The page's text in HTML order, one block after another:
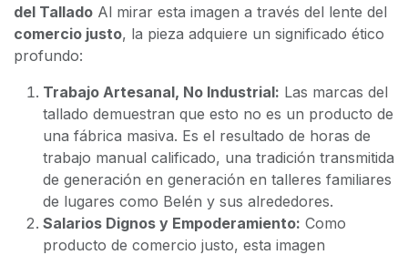
del Tallado Al mirar esta imagen a través del lente del
comercio justo, la pieza adquiere un significado ético
profundo:
Trabajo Artesanal, No Industrial: Las marcas del
tallado demuestran que esto no es un producto de
una fábrica masiva. Es el resultado de horas de
trabajo manual calificado, una tradición transmitida
de generación en generación en talleres familiares
de lugares como Belén y sus alrededores.
Salarios Dignos y Empoderamiento: Como
producto de comercio justo, esta imagen